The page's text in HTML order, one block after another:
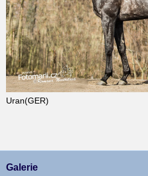
Uran(GER)
Galerie